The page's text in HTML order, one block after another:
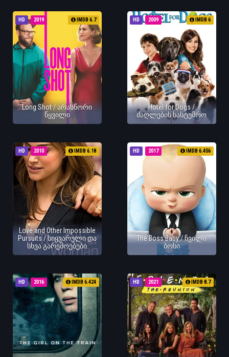
HD 2019 IMDB 6.7
Long Shot / არასწორი
წყვილი
HD 2009 IMDB 6
Hotel for Dogs /
ძაღლების სასტუმრო
HD 2010 IMDB 6.18
Love and Other Impossible
Pursuits / სიყვარული და
სხვა გარემოებები
HD 2017 IMDB 6.456
The Boss Baby / ჩვილი
ბოსი
HD 2016 IMDB 6.424 HD 2021 IMDB 8.7